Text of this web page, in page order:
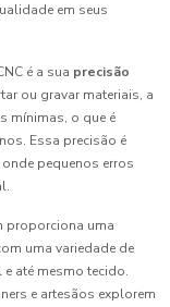
em seus
é a sua precisão
ou gravar materiais, a
mínimas, o que é
Essa precisão é
pequenos erros
proporciona uma
uma variedade de
até mesmo tecido.
e artesãos explorem